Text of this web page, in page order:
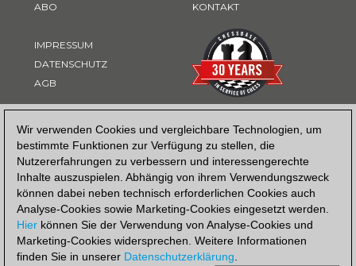
Wir verwenden Cookies und vergleichbare Technologien, um
bestimmte Funktionen zur Verfügung zu stellen, die
Nutzererfahrungen zu verbessern und interessengerechte
Inhalte auszuspielen. Abhängig von ihrem Verwendungszweck
können dabei neben technisch erforderlichen Cookies auch
Analyse-Cookies sowie Marketing-Cookies eingesetzt werden.
Hier können Sie der Verwendung von Analyse-Cookies und
Marketing-Cookies widersprechen. Weitere Informationen
finden Sie in unserer Datenschutzerklärung.
ABO
IMPRESSUM
DATENSCHUTZ
AGB
KONTAKT
ZAHLUNGSART